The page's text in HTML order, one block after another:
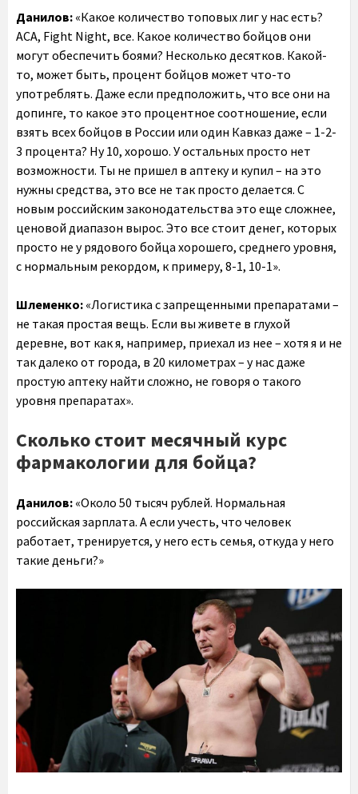
Данилов: «Какое количество топовых лиг у нас есть?
ACA, Fight Night, все. Какое количество бойцов они
могут обеспечить боями? Несколько десятков. Какой-
то, может быть, процент бойцов может что-то
употреблять. Даже если предположить, что все они на
допинге, то какое это процентное соотношение, если
взять всех бойцов в России или один Кавказ даже – 1-2-
3 процента? Ну 10, хорошо. У остальных просто нет
возможности. Ты не пришел в аптеку и купил – на это
нужны средства, это все не так просто делается. С
новым российским законодательства это еще сложнее,
ценовой диапазон вырос. Это все стоит денег, которых
просто не у рядового бойца хорошего, среднего уровня,
с нормальным рекордом, к примеру, 8-1, 10-1».
Шлеменко: «Логистика с запрещенными препаратами –
не такая простая вещь. Если вы живете в глухой
деревне, вот как я, например, приехал из нее – хотя я и не
так далеко от города, в 20 километрах – у нас даже
простую аптеку найти сложно, не говоря о такого
уровня препаратах».
Сколько стоит месячный курс
фармакологии для бойца?
Данилов: «Около 50 тысяч рублей. Нормальная
российская зарплата. А если учесть, что человек
работает, тренируется, у него есть семья, откуда у него
такие деньги?»